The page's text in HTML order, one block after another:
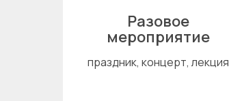
Разовое
мероприятие
праздник, концерт, лекция